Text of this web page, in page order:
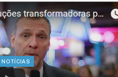
NOTÍCIAS